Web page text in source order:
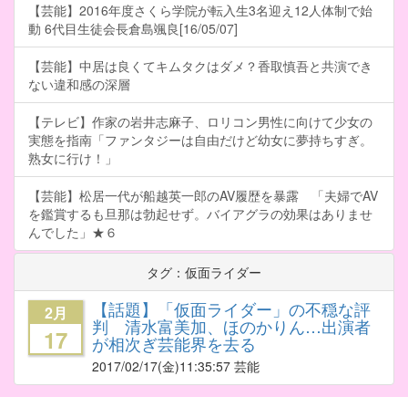
【芸能】2016年度さくら学院が転入生3名迎え12人体制で始
動 6代目生徒会長倉島颯良[16/05/07]
【芸能】中居は良くてキムタクはダメ？香取慎吾と共演でき
ない違和感の深層
【テレビ】作家の岩井志麻子、ロリコン男性に向けて少女の
実態を指南「ファンタジーは自由だけど幼女に夢持ちすぎ。
熟女に行け！」
【芸能】松居一代が船越英一郎のAV履歴を暴露 「夫婦でAV
を鑑賞するも旦那は勃起せず。バイアグラの効果はありませ
んでした」★６
タグ：仮面ライダー
2月
17
【話題】「仮面ライダー」の不穏な評
判 清水富美加、ほのかりん…出演者
が相次ぎ芸能界を去る
2017/02/17(金)11:35:57 芸能